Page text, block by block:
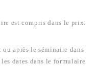
est compris dans le prix.
après le séminaire dans
dates dans le formulaire